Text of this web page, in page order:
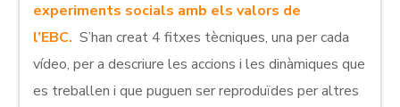
experiments socials amb els valors de
l’EBC. S’han creat 4 fitxes tècniques, una per cada
vídeo, per a descriure les accions i les dinàmiques que
es treballen i que puguen ser reproduïdes per altres